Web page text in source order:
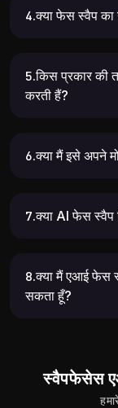
4.क्या फेस स्वैप का
5.किस प्रकार की
करती हैं?
6.क्या मैं इसे अपने
7.क्या AI फेस स्वैप
8.क्या मैं एआई फेस
सकता हूँ?
स्वैपफेसेस